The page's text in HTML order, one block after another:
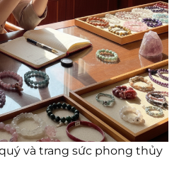
và trang sức phong thủy